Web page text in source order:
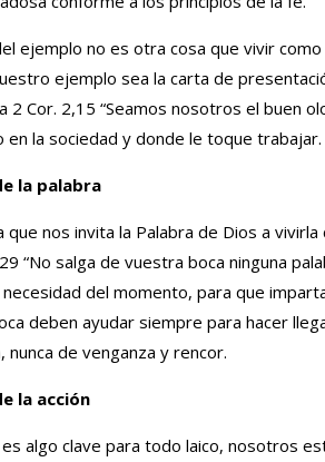
ejemplo no es otra cosa que vivir
ejemplo sea la carta de
2 Cor. 2,15 “Seamos nosotros el buen
en la sociedad y donde le toque
la palabra
nos invita la Palabra de Dios a
“No salga de vuestra boca ninguna
del momento, para que
deben ayudar siempre para hacer
nunca de venganza y rencor.
la acción
es algo clave para todo laico, nosotros